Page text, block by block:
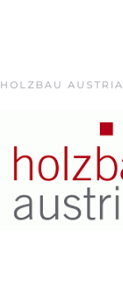
HOLZBAU AUSTRIA